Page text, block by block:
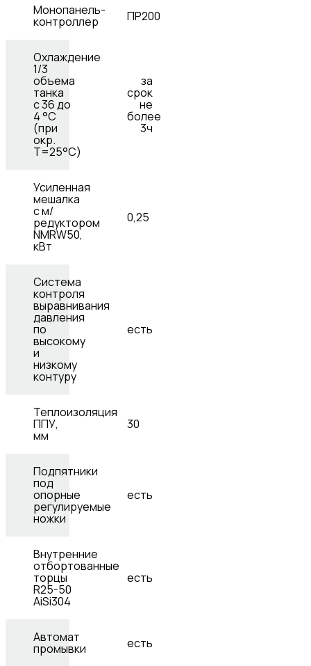
Монопанель-
контроллер ПР200
Охлаждение
1/3
объема
танка
с 36 до
4 °C
(при
окр.
Т=25°С)
за
срок
не
более
3ч
Усиленная
мешалка
с м/
редуктором
NMRW50,
кВт
0,25
Система
контроля
выравнивания
давления
по
высокому
и
низкому
контуру
есть
Теплоизоляция
ППУ,
мм
30
Подпятники
под
опорные
регулируемые
ножки
есть
Внутренние
отбортованные
торцы
R25-50
AiSi304
есть
Автомат
промывки есть